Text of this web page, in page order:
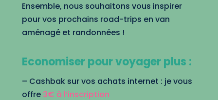
Ensemble, nous souhaitons vous inspirer
pour vos prochains road-trips en van
aménagé et randonnées !
Economiser pour voyager plus :
– Cashbak sur vos achats internet : je vous
offre 3€ à l’inscription